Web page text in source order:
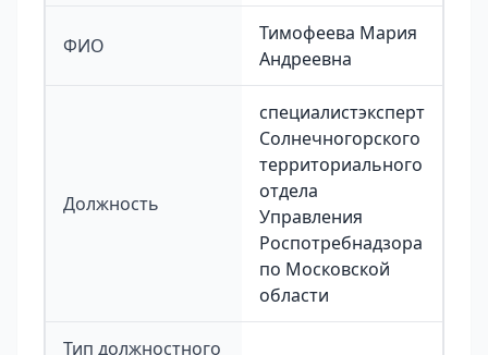
ФИО
Тимофеева Мария
Андреевна
Должность
специалистэксперт
Солнечногорского
территориального
отдела
Управления
Роспотребнадзора
по Московской
области
Тип должностного